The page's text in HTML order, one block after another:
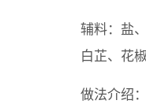
辅料：盐
白芷、花
做法介绍